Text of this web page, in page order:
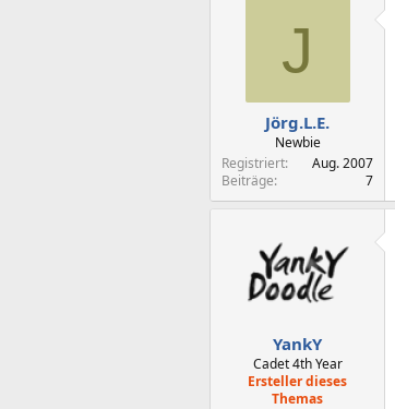
J
Jörg.L.E.
Newbie
Registriert
Aug. 2007
Beiträge
7
YankY
Cadet 4th Year
Ersteller dieses
Themas